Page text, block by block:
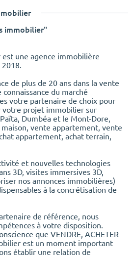
immobilier"
est une agence immobilière
2018.
de plus de 20 ans dans la vente
du marché
votre partenaire de choix pour
votre projet immobilier sur
Dumbéa et le Mont-Dore,
vente appartement, vente
appartement, achat terrain,
et nouvelles technologies
3D, visites immersives 3D,
nos annonces immobilières)
à la concrétisation de
de référence, nous
à votre disposition.
que VENDRE, ACHETER
est un moment important
établir une relation de